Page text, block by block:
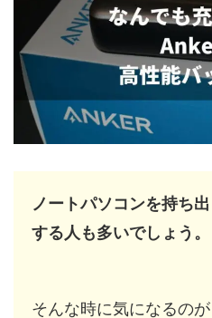
ノートパソコンを持ち
する人も多いでしょう。
そんな時に気になるのが